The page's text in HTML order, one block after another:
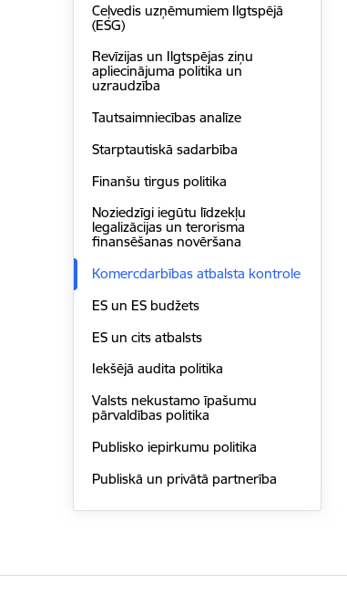
Ceļvedis uzņēmumiem Ilgtspējā
(ESG)
Revīzijas un Ilgtspējas ziņu
apliecinājuma politika un
uzraudzība
Tautsaimniecības analīze
Starptautiskā sadarbība
Finanšu tirgus politika
Noziedzīgi iegūtu līdzekļu
legalizācijas un terorisma
finansēšanas novēršana
Komercdarbības atbalsta kontrole
ES un ES budžets
ES un cits atbalsts
Iekšējā audita politika
Valsts nekustamo īpašumu
pārvaldības politika
Publisko iepirkumu politika
Publiskā un privātā partnerība